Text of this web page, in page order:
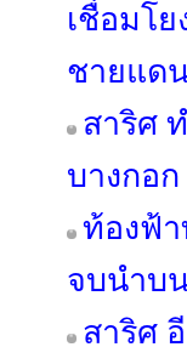
เชื่อมโ
ชายแด
สาริศ
บางกอ
ท้องฟ้า
จบนำบ
สาริศ